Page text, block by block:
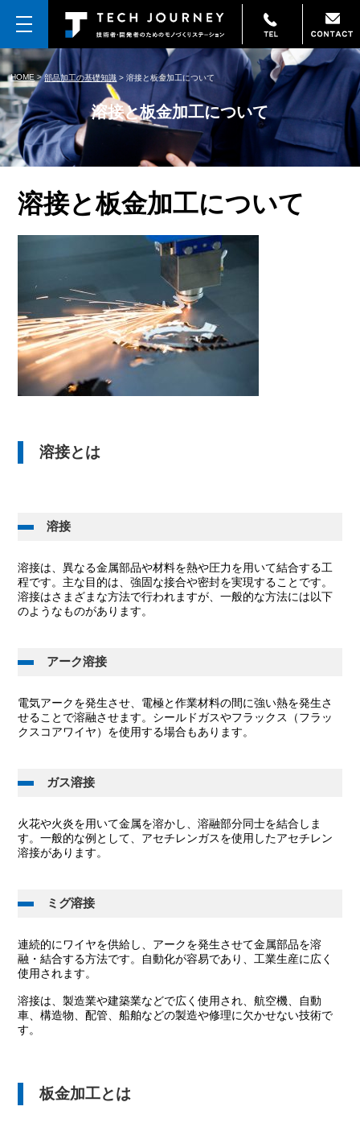
HOME >部品加工の基礎知識 >溶接と板金加工について
溶接と板金加工について
溶接と板金加工について
溶接とは
溶接
溶接は、異なる金属部品や材料を熱や圧力を用いて結合する工
程です。主な目的は、強固な接合や密封を実現することです。
溶接はさまざまな方法で行われますが、一般的な方法には以下
のようなものがあります。
アーク溶接
電気アークを発生させ、電極と作業材料の間に強い熱を発生さ
せることで溶融させます。シールドガスやフラックス（フラッ
クスコアワイヤ）を使用する場合もあります。
ガス溶接
火花や火炎を用いて金属を溶かし、溶融部分同士を結合しま
す。一般的な例として、アセチレンガスを使用したアセチレン
溶接があります。
ミグ溶接
連続的にワイヤを供給し、アークを発生させて金属部品を溶
融・結合する方法です。自動化が容易であり、工業生産に広く
使用されます。
溶接は、製造業や建築業などで広く使用され、航空機、自動
車、構造物、配管、船舶などの製造や修理に欠かせない技術で
す。
板金加工とは